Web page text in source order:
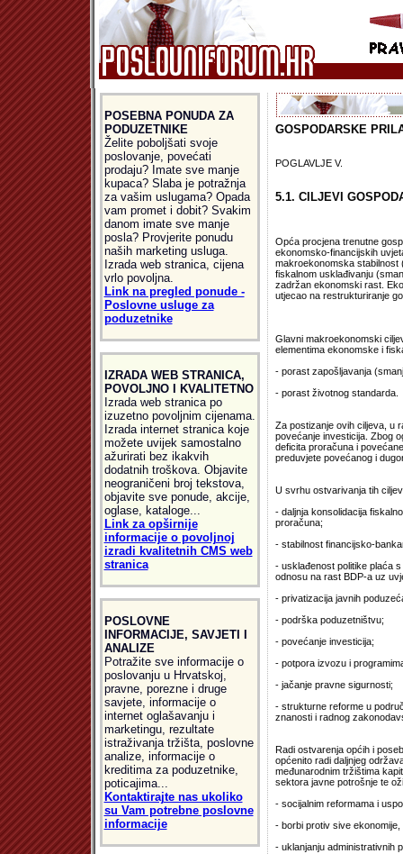
POSEBNA PONUDA ZA
PODUZETNIKE
Želite poboljšati svoje
poslovanje, povećati
prodaju? Imate sve manje
kupaca? Slaba je potražnja
za vašim uslugama? Opada
vam promet i dobit? Svakim
danom imate sve manje
posla? Provjerite ponudu
naših marketing usluga.
Izrada web stranica, cijena
vrlo povoljna.
Link na pregled ponude -
Poslovne usluge za
poduzetnike
IZRADA WEB STRANICA,
POVOLJNO I KVALITETNO
Izrada web stranica po
izuzetno povoljnim cijenama.
Izrada internet stranica koje
možete uvijek samostalno
ažurirati bez ikakvih
dodatnih troškova. Objavite
neograničeni broj tekstova,
objavite sve ponude, akcije,
oglase, kataloge...
Link za opširnije
informacije o povoljnoj
izradi kvalitetnih CMS web
stranica
POSLOVNE
INFORMACIJE, SAVJETI I
ANALIZE
Potražite sve informacije o
poslovanju u Hrvatskoj,
pravne, porezne i druge
savjete, informacije o
internet oglašavanju i
marketingu, rezultate
istraživanja tržišta, poslovne
analize, informacije o
kreditima za poduzetnike,
poticajima...
Kontaktirajte nas ukoliko
su Vam potrebne poslovne
informacije
GOSPODARSKE
POGLAVLJE V.
5.1. CILJEVI
Opća procjena trenutne
ekonomsko-financijskih
makroekonomska stabilnost
fiskalnom usklađivanju
zadržan ekonomski rast.
utjecao na restrukturiranje
Glavni makroekonomski
elementima ekonomske i
- porast zapošljavanja
- porast životnog standarda.
Za postizanje ovih ciljeva, u
povećanje investicija. Zbog
deficita proračuna i
preduvjete povećanog i
U svrhu ostvarivanja tih
- daljnja konsolidacija
proračuna;
- stabilnost financijsko-
- usklađenost politike plaća
odnosu na rast BDP-a uz
- privatizacija javnih
- podrška poduzetništvu;
- povećanje investicija;
- potpora izvozu i
- jačanje pravne sigurnosti;
- strukturne reforme u
znanosti i radnog
Radi ostvarenja općih i
općenito radi daljnjeg
međunarodnim tržištima
sektora javne potrošnje te
- socijalnim reformama i
- borbi protiv sive
- uklanjanju administrativnih